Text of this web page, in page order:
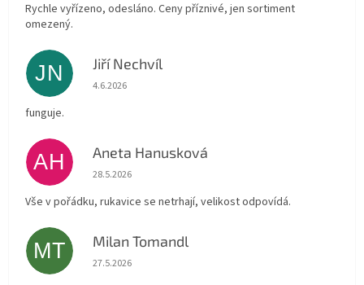
Rychle vyřízeno, odesláno. Ceny příznivé, jen sortiment
omezený.
JN Jiří Nechvíl
Hodnocení obchodu je 5 z 5 hvězdiček.
4.6.2026
funguje.
AH Aneta Hanusková
Hodnocení obchodu je 5 z 5 hvězdiček.
28.5.2026
Vše v pořádku, rukavice se netrhají, velikost odpovídá.
MT Milan Tomandl
Hodnocení obchodu je 5 z 5 hvězdiček.
27.5.2026